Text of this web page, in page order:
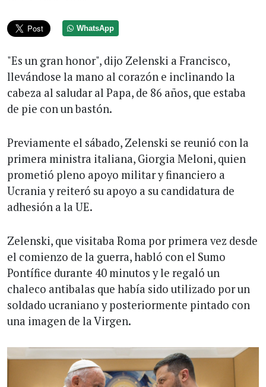
WhatsApp
"Es un gran honor", dijo Zelenski a Francisco,
llevándose la mano al corazón e inclinando la
cabeza al saludar al Papa, de 86 años, que estaba
de pie con un bastón.
Previamente el sábado, Zelenski se reunió con la
primera ministra italiana, Giorgia Meloni, quien
prometió pleno apoyo militar y financiero a
Ucrania y reiteró su apoyo a su candidatura de
adhesión a la UE.
Zelenski, que visitaba Roma por primera vez desde
el comienzo de la guerra, habló con el Sumo
Pontífice durante 40 minutos y le regaló un
chaleco antibalas que había sido utilizado por un
soldado ucraniano y posteriormente pintado con
una imagen de la Virgen.